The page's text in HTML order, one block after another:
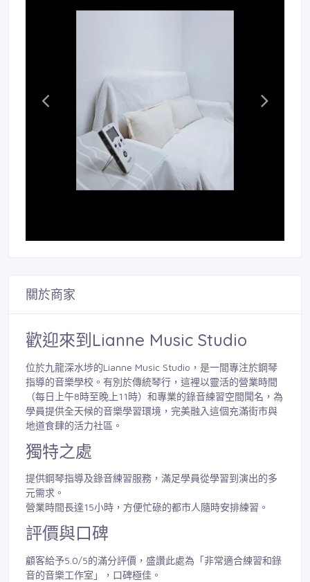
關於商家
歡迎來到Lianne Music Studio
位於九龍深水埗的Lianne Music Studio，是一間專注於鋼琴
指導的音樂學校。有別於傳統琴行，這裡以靈活的營業時間
（每日上午8時至晚上11時）和專業的錄音練習空間聞名，為
學員提供全天候的音樂學習環境，完美融入這個充滿街市與
地道食肆的活力社區。
獨特之處
提供鋼琴指導及錄音練習服務，滿足學員從學習到演出的多
元需求。
營業時間長達15小時，方便忙碌的都市人隨時安排練習。
評價與口碑
顧客給予5.0/5的滿分評價，盛讚此處為「非常適合練習和錄
音的音樂工作室」，口碑極佳。